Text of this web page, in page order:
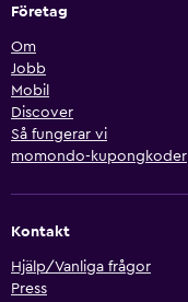
Företag
Om
Jobb
Mobil
Discover
Så fungerar vi
momondo-kupongkoder
Kontakt
Hjälp/Vanliga frågor
Press